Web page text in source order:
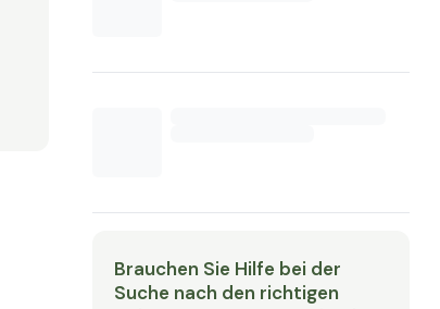
Brauchen Sie Hilfe bei der
Suche nach den richtigen